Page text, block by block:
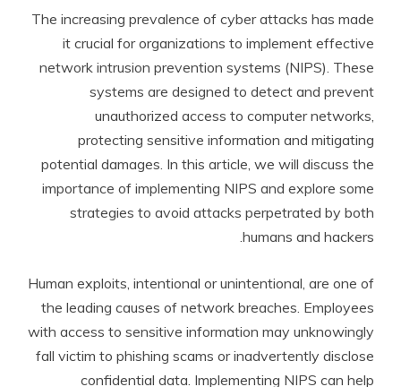
The increasing prevalence of cyber attacks has made
it crucial for organizations to implement effective
network intrusion prevention systems (NIPS). These
systems are designed to detect and prevent
unauthorized access to computer networks,
protecting sensitive information and mitigating
potential damages. In this article, we will discuss the
importance of implementing NIPS and explore some
strategies to avoid attacks perpetrated by both
humans and hackers.
Human exploits, intentional or unintentional, are one of
the leading causes of network breaches. Employees
with access to sensitive information may unknowingly
fall victim to phishing scams or inadvertently disclose
confidential data. Implementing NIPS can help